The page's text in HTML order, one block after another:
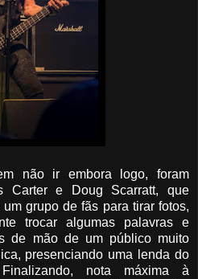
não ir embora logo, foram
Carter e Doug Scarratt, que
grupo de fãs para tirar fotos,
trocar algumas palavras e
de mão de um público muito
presenciando uma lenda do
nota máxima à